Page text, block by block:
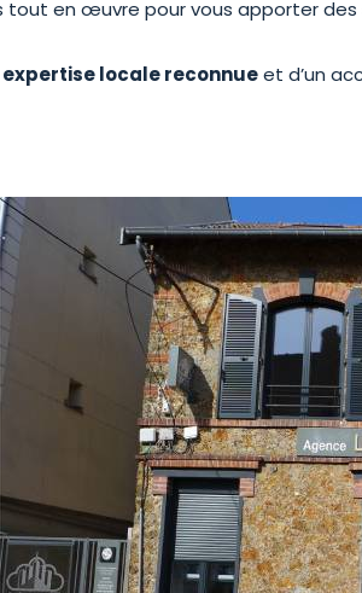
en œuvre pour vous apporter
expertise locale reconnueet d’un